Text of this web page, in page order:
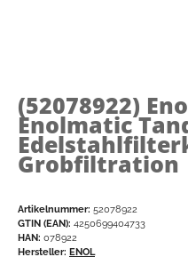
(52078922)
Enolmatic
Grobfiltration
Artikelnummer: 52078922
GTIN (EAN): 4250699404733
HAN: 078922
Hersteller: ENOL